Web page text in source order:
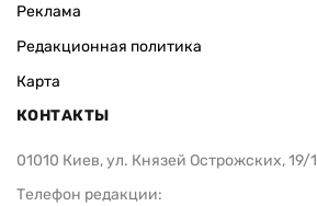
Реклама
Редакционная политика
Карта
КОНТАКТЫ
01010 Киев, ул. Князей Острожских, 19/1
Телефон редакции: